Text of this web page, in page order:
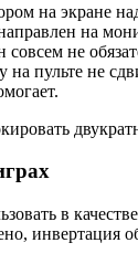
на экране
на
совсем не
на пульте не
в